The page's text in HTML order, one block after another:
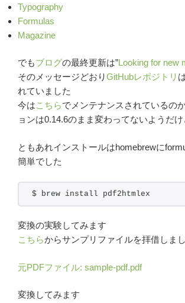
Typography
Formulas
Magazine
でもブログの最終更新は”Looking for new
そのメッセージどおりGitHubレポジトリ
れていました
今はこちらでメンテナンスされているの
ョンは0.14.6のまま変わってないようだけ
ともあれインストールはhomebrewに
簡単でした
$ brew install pdf2htmlex
変換の実験してみます
こちらからサンプリファイルを拝借しま
元PDFファイル: sample-pdf.pdf
変換してみます